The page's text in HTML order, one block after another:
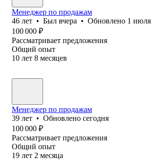
Менеджер по продажам
46 лет • Был вчера • Обновлено 1 июля
100 000 ₽
Рассматривает предложения
Общий опыт
10 лет 8 месяцев
Менеджер по продажам
39 лет • Обновлено сегодня
100 000 ₽
Рассматривает предложения
Общий опыт
19 лет 2 месяца